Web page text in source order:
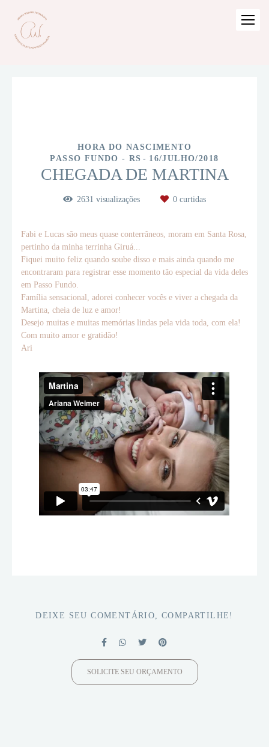
HORA DO NASCIMENTO
PASSO FUNDO - RS
16/JULHO/2018
CHEGADA DE MARTINA
2631 visualizações 0 curtidas
Fabi e Lucas são meus quase conterrâneos, moram em Santa Rosa,
pertinho da minha terrinha Giruá...
Fiquei muito feliz quando soube disso e mais ainda quando me
encontraram para registrar esse momento tão especial da vida deles
em Passo Fundo.
Família sensacional, adorei conhecer vocês e viver a chegada da
Martina, cheia de luz e amor!
Desejo muitas e muitas memórias lindas pela vida toda, com ela!
Com muito amor e gratidão!
Ari
DEIXE SEU COMENTÁRIO, COMPARTILHE!
SOLICITE SEU ORÇAMENTO